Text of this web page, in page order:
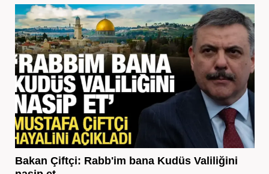
Bakan Çiftçi: Rabb'im bana Kudüs Valiliğini